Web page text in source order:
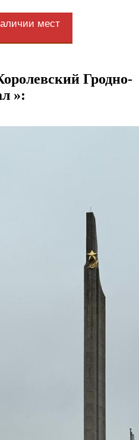
мест
Гродно-
»: